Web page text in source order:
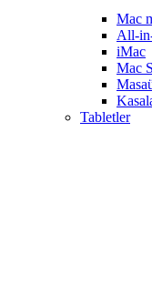
Mac
All-
iMac
Mac
Tabletler